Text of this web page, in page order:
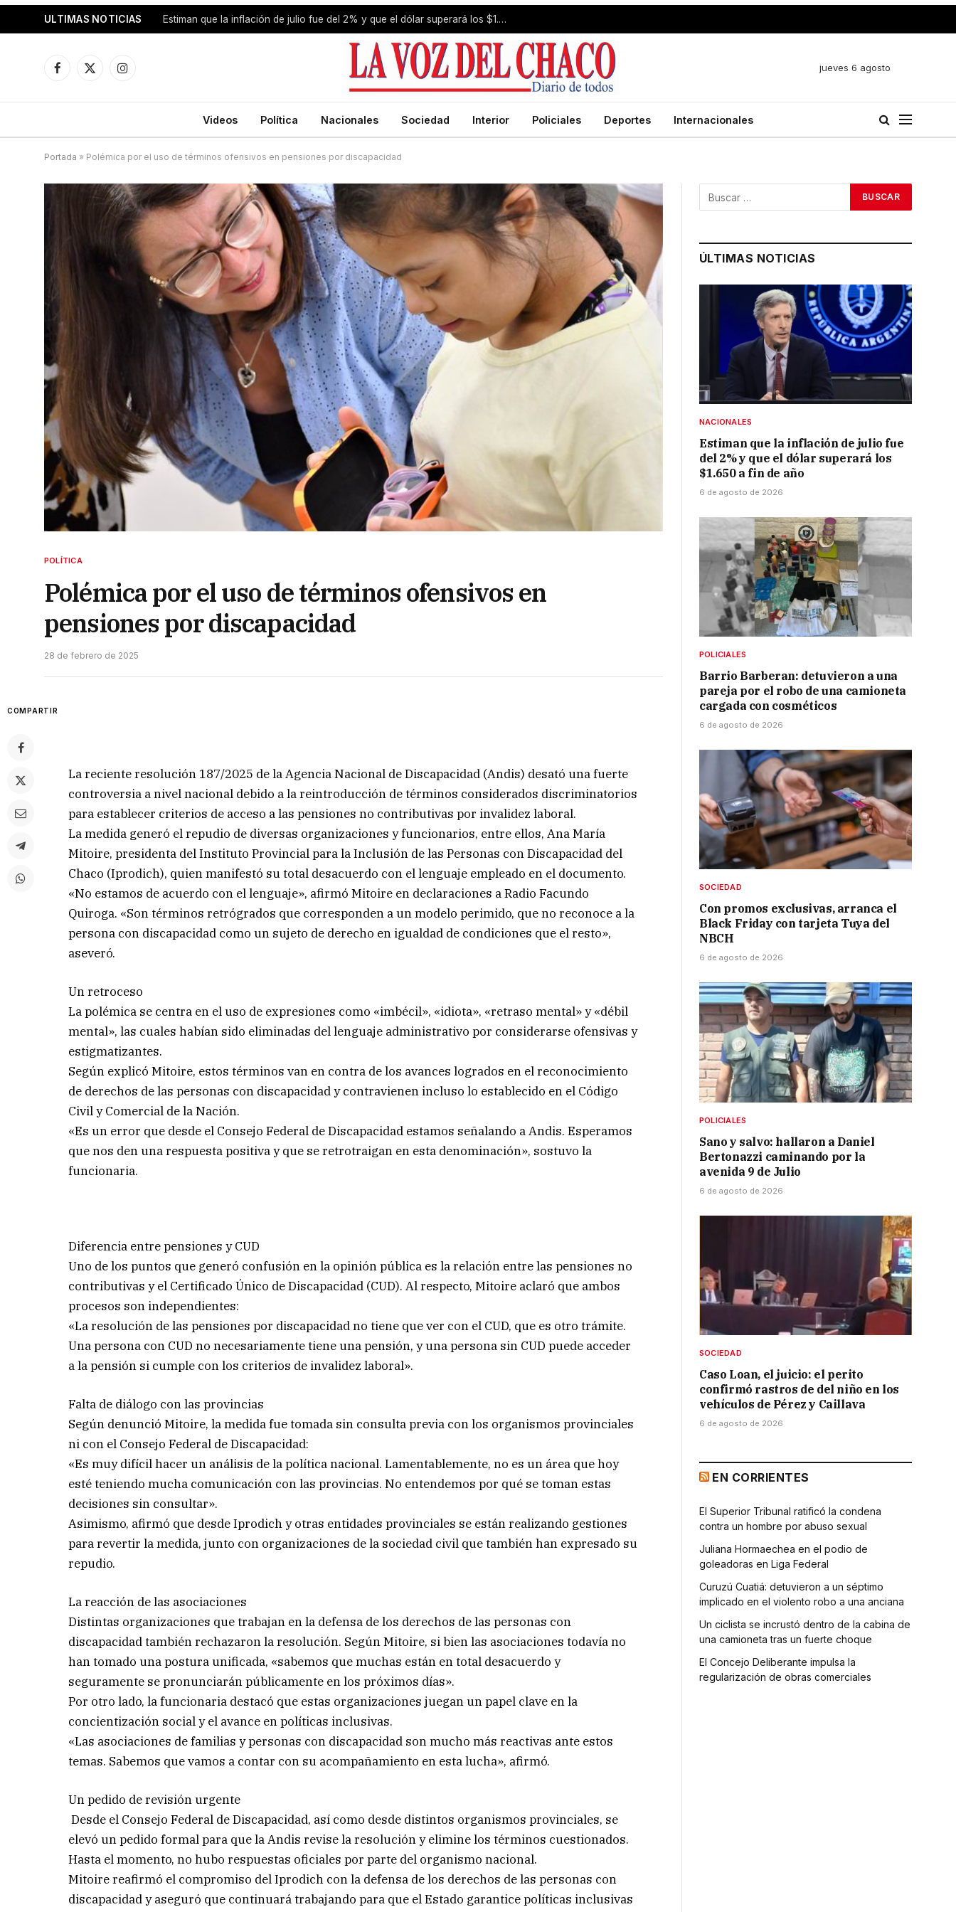
ULTIMAS NOTICIAS Estiman que la inflación de julio fue del 2% y que el dólar superará los $1.650 a fin de año
Facebook
X
Instagram
jueves 6 agosto
Videos Política Nacionales Sociedad Interior Policiales Deportes Internacionales
Portada » Polémica por el uso de términos ofensivos en pensiones por discapacidad
POLÍTICA
Polémica por el uso de términos ofensivos en
pensiones por discapacidad
28 de febrero de 2025
COMPARTIR
La reciente resolución 187/2025 de la Agencia Nacional de Discapacidad (Andis) desató una fuerte
controversia a nivel nacional debido a la reintroducción de términos considerados discriminatorios
para establecer criterios de acceso a las pensiones no contributivas por invalidez laboral.
La medida generó el repudio de diversas organizaciones y funcionarios, entre ellos, Ana María
Mitoire, presidenta del Instituto Provincial para la Inclusión de las Personas con Discapacidad del
Chaco (Iprodich), quien manifestó su total desacuerdo con el lenguaje empleado en el documento.
«No estamos de acuerdo con el lenguaje», afirmó Mitoire en declaraciones a Radio Facundo
Quiroga. «Son términos retrógrados que corresponden a un modelo perimido, que no reconoce a la
persona con discapacidad como un sujeto de derecho en igualdad de condiciones que el resto»,
aseveró.
Un retroceso
La polémica se centra en el uso de expresiones como «imbécil», «idiota», «retraso mental» y «débil
mental», las cuales habían sido eliminadas del lenguaje administrativo por considerarse ofensivas y
estigmatizantes.
Según explicó Mitoire, estos términos van en contra de los avances logrados en el reconocimiento
de derechos de las personas con discapacidad y contravienen incluso lo establecido en el Código
Civil y Comercial de la Nación.
«Es un error que desde el Consejo Federal de Discapacidad estamos señalando a Andis. Esperamos
que nos den una respuesta positiva y que se retrotraigan en esta denominación», sostuvo la
funcionaria.
Diferencia entre pensiones y CUD
Uno de los puntos que generó confusión en la opinión pública es la relación entre las pensiones no
contributivas y el Certificado Único de Discapacidad (CUD). Al respecto, Mitoire aclaró que ambos
procesos son independientes:
«La resolución de las pensiones por discapacidad no tiene que ver con el CUD, que es otro trámite.
Una persona con CUD no necesariamente tiene una pensión, y una persona sin CUD puede acceder
a la pensión si cumple con los criterios de invalidez laboral».
Falta de diálogo con las provincias
Según denunció Mitoire, la medida fue tomada sin consulta previa con los organismos provinciales
ni con el Consejo Federal de Discapacidad:
«Es muy difícil hacer un análisis de la política nacional. Lamentablemente, no es un área que hoy
esté teniendo mucha comunicación con las provincias. No entendemos por qué se toman estas
decisiones sin consultar».
Asimismo, afirmó que desde Iprodich y otras entidades provinciales se están realizando gestiones
para revertir la medida, junto con organizaciones de la sociedad civil que también han expresado su
repudio.
La reacción de las asociaciones
Distintas organizaciones que trabajan en la defensa de los derechos de las personas con
discapacidad también rechazaron la resolución. Según Mitoire, si bien las asociaciones todavía no
han tomado una postura unificada, «sabemos que muchas están en total desacuerdo y
seguramente se pronunciarán públicamente en los próximos días».
Por otro lado, la funcionaria destacó que estas organizaciones juegan un papel clave en la
concientización social y el avance en políticas inclusivas.
«Las asociaciones de familias y personas con discapacidad son mucho más reactivas ante estos
temas. Sabemos que vamos a contar con su acompañamiento en esta lucha», afirmó.
Un pedido de revisión urgente
Desde el Consejo Federal de Discapacidad, así como desde distintos organismos provinciales, se
elevó un pedido formal para que la Andis revise la resolución y elimine los términos cuestionados.
Hasta el momento, no hubo respuestas oficiales por parte del organismo nacional.
Mitoire reafirmó el compromiso del Iprodich con la defensa de los derechos de las personas con
discapacidad y aseguró que continuará trabajando para que el Estado garantice políticas inclusivas
ÚLTIMAS NOTICIAS
NACIONALES
Estiman que la inflación de julio fue
del 2% y que el dólar superará los
$1.650 a fin de año
6 de agosto de 2026
POLICIALES
Barrio Barberan: detuvieron a una
pareja por el robo de una camioneta
cargada con cosméticos
6 de agosto de 2026
SOCIEDAD
Con promos exclusivas, arranca el
Black Friday con tarjeta Tuya del
NBCH
6 de agosto de 2026
POLICIALES
Sano y salvo: hallaron a Daniel
Bertonazzi caminando por la
avenida 9 de Julio
6 de agosto de 2026
SOCIEDAD
Caso Loan, el juicio: el perito
confirmó rastros de del niño en los
vehículos de Pérez y Caillava
6 de agosto de 2026
EN CORRIENTES
El Superior Tribunal ratificó la condena
contra un hombre por abuso sexual
Juliana Hormaechea en el podio de
goleadoras en Liga Federal
Curuzú Cuatiá: detuvieron a un séptimo
implicado en el violento robo a una anciana
Un ciclista se incrustó dentro de la cabina de
una camioneta tras un fuerte choque
El Concejo Deliberante impulsa la
regularización de obras comerciales